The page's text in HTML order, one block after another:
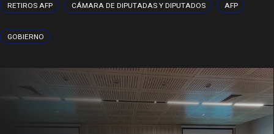
RETIROS AFP CÁMARA DE DIPUTADAS Y DIPUTADOS AFP
GOBIERNO